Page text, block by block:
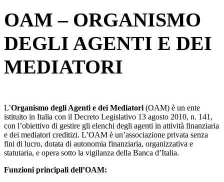
OAM – ORGANISMO
DEGLI AGENTI E DEI
MEDIATORI
L’Organismo degli Agenti e dei Mediatori (OAM) è un ente
istituito in Italia con il Decreto Legislativo 13 agosto 2010, n. 141,
con l’obiettivo di gestire gli elenchi degli agenti in attività finanziaria
e dei mediatori creditizi. L’OAM è un’associazione privata senza
fini di lucro, dotata di autonomia finanziaria, organizzativa e
statutaria, e opera sotto la vigilanza della Banca d’Italia.
Funzioni principali dell’OAM: